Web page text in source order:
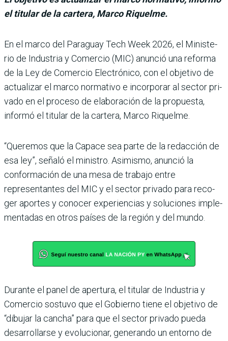
el titular de la cartera, Marco Riquelme.
En el marco del Paraguay Tech Week 2026, el Ministe­
rio de Industria y Comercio (MIC) anunció una reforma
de la Ley de Comercio Elec­trónico, con el objetivo de
actualizar el marco norma­tivo e incorporar al sector pri­
vado en el proceso de elabora­ción de la propuesta,
informó el titular de la cartera, Marco Riquelme.
“Queremos que la Capace sea parte de la redacción de
esa ley”, señaló el ministro. Asi­mismo, anunció la
conforma­ción de una mesa de trabajo entre
representantes del MIC y el sector privado para reco­
ger aportes y conocer expe­riencias y soluciones imple­
mentadas en otros países de la región y del mundo.
Durante el panel de aper­tura, el titular de Industria y
Comercio sostuvo que el Gobierno tiene el objetivo de
“dibujar la cancha” para que el sector privado pueda
desa­rrollarse y evolucionar, gene­rando un entorno de